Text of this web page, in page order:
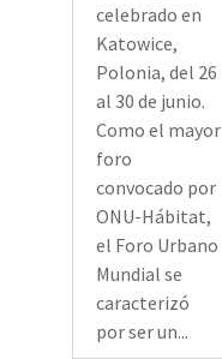
celebrado en
Katowice,
Polonia, del 26
al 30 de junio.
Como el mayor
foro
convocado por
ONU-Hábitat,
el Foro Urbano
Mundial se
caracterizó
por ser un...